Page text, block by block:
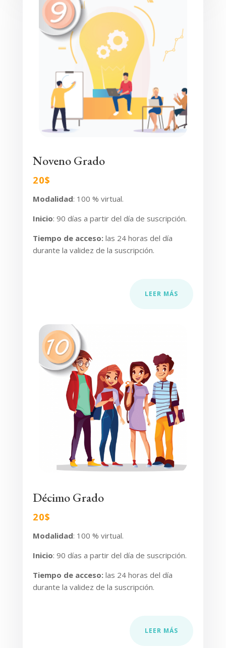
Noveno Grado
20$
Modalidad: 100 % virtual.
Inicio: 90 días a partir del día de suscripción.
Tiempo de acceso: las 24 horas del día
durante la validez de la suscripción.
LEER MÁS
Décimo Grado
20$
Modalidad: 100 % virtual.
Inicio: 90 días a partir del día de suscripción.
Tiempo de acceso: las 24 horas del día
durante la validez de la suscripción.
LEER MÁS